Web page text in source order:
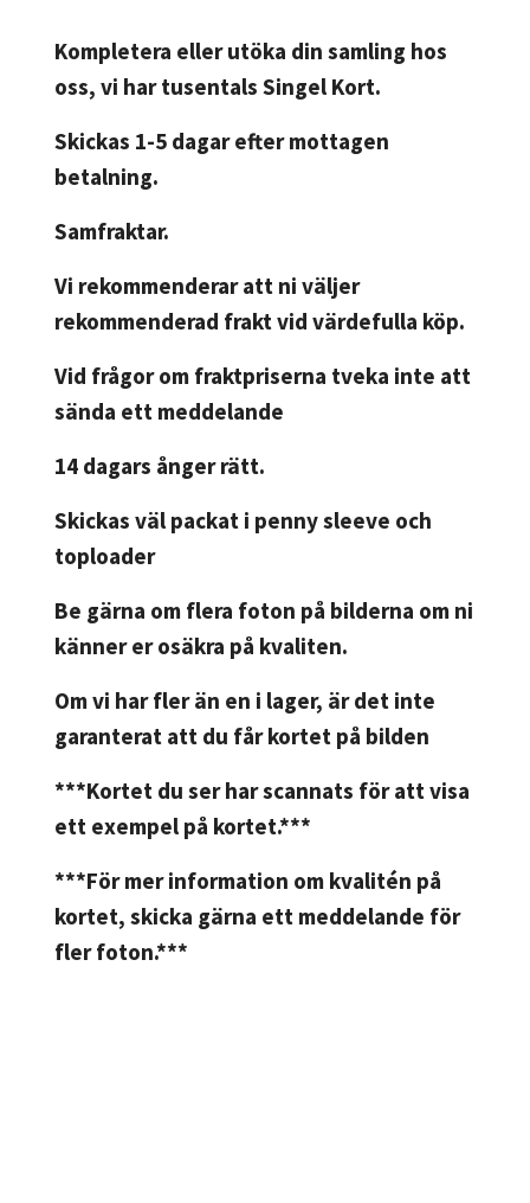
Kompletera eller utöka din samling hos
oss, vi har tusentals Singel Kort.
Skickas 1-5 dagar efter mottagen
betalning.
Samfraktar.
Vi rekommenderar att ni väljer
rekommenderad frakt vid värdefulla köp.
Vid frågor om fraktpriserna tveka inte att
sända ett meddelande
14 dagars ånger rätt.
Skickas väl packat i penny sleeve och
toploader
Be gärna om flera foton på bilderna om ni
känner er osäkra på kvaliten.
Om vi har fler än en i lager, är det inte
garanterat att du får kortet på bilden
***Kortet du ser har scannats för att visa
ett exempel på kortet.***
***För mer information om kvalitén på
kortet, skicka gärna ett meddelande för
fler foton.***